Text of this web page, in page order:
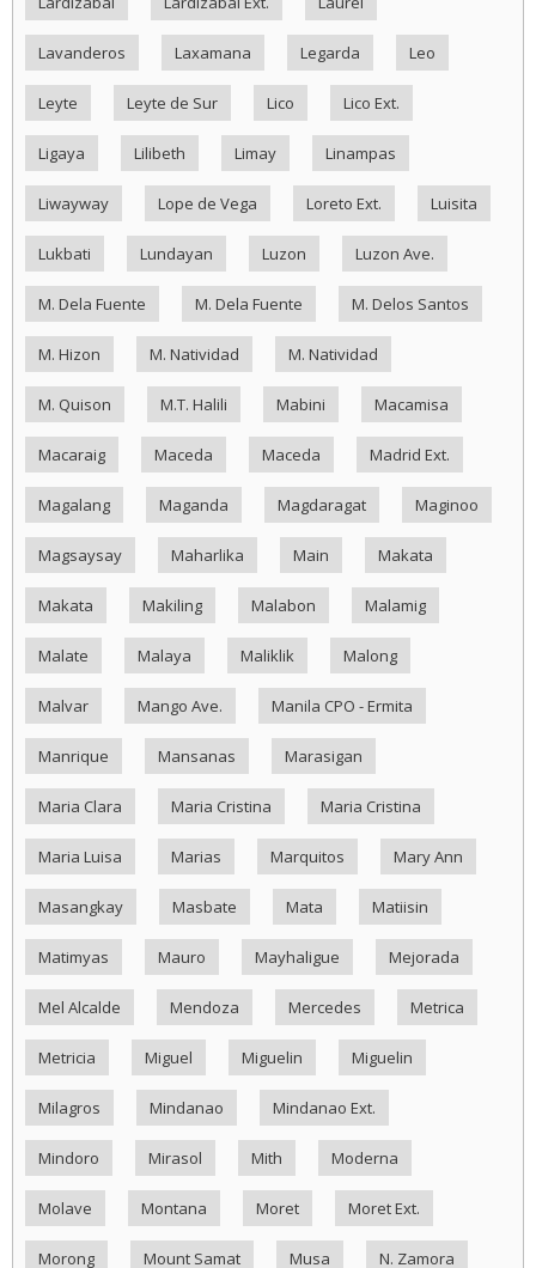
Lavanderos Laxamana Legarda Leo
Leyte Leyte de Sur Lico Lico Ext.
Ligaya Lilibeth Limay Linampas
Liwayway Lope de Vega Loreto Ext. Luisita
Lukbati Lundayan Luzon Luzon Ave.
M. Dela Fuente M. Dela Fuente M. Delos Santos
M. Hizon M. Natividad M. Natividad
M. Quison M.T. Halili Mabini Macamisa
Macaraig Maceda Maceda Madrid Ext.
Magalang Maganda Magdaragat Maginoo
Magsaysay Maharlika Main Makata
Makata Makiling Malabon Malamig
Malate Malaya Maliklik Malong
Malvar Mango Ave. Manila CPO - Ermita
Manrique Mansanas Marasigan
Maria Clara Maria Cristina Maria Cristina
Maria Luisa Marias Marquitos Mary Ann
Masangkay Masbate Mata Matiisin
Matimyas Mauro Mayhaligue Mejorada
Mel Alcalde Mendoza Mercedes Metrica
Metricia Miguel Miguelin Miguelin
Milagros Mindanao Mindanao Ext.
Mindoro Mirasol Mith Moderna
Molave Montana Moret Moret Ext.
Morong Mount Samat Musa N. Zamora